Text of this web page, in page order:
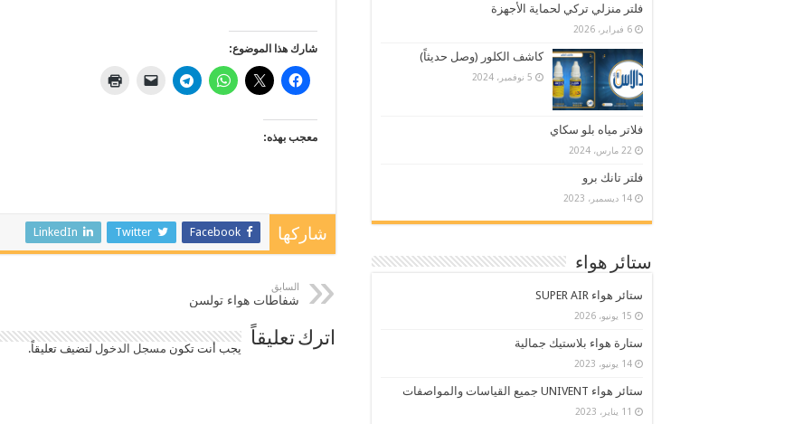
شارك هذا الموضوع:
معجب بهذه:
شاركها Facebook
Twitter
LinkedIn
السابق
شفاطات هواء تولسن
اترك تعليقاً يجب أنت تكون مسجل الدخول لتضيف تعليقاً.
فلتر منزلي تركي لحماية الأجهزة
6 فبراير، 2026
كاشف الكلور (وصل حديثاً)
5 نوفمبر، 2024
فلاتر مياه بلو سكاي
22 مارس، 2024
فلتر تانك برو
14 ديسمبر، 2023
ستائر هواء
ستائر هواء SUPER AIR
15 يونيو، 2026
ستارة هواء بلاستيك جمالية
14 يونيو، 2023
ستائر هواء UNIVENT جميع القياسات والمواصفات
11 يناير، 2023